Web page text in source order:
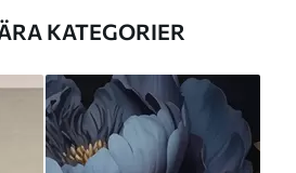
KATEGORIER